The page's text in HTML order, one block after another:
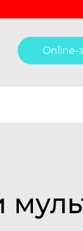
Online-